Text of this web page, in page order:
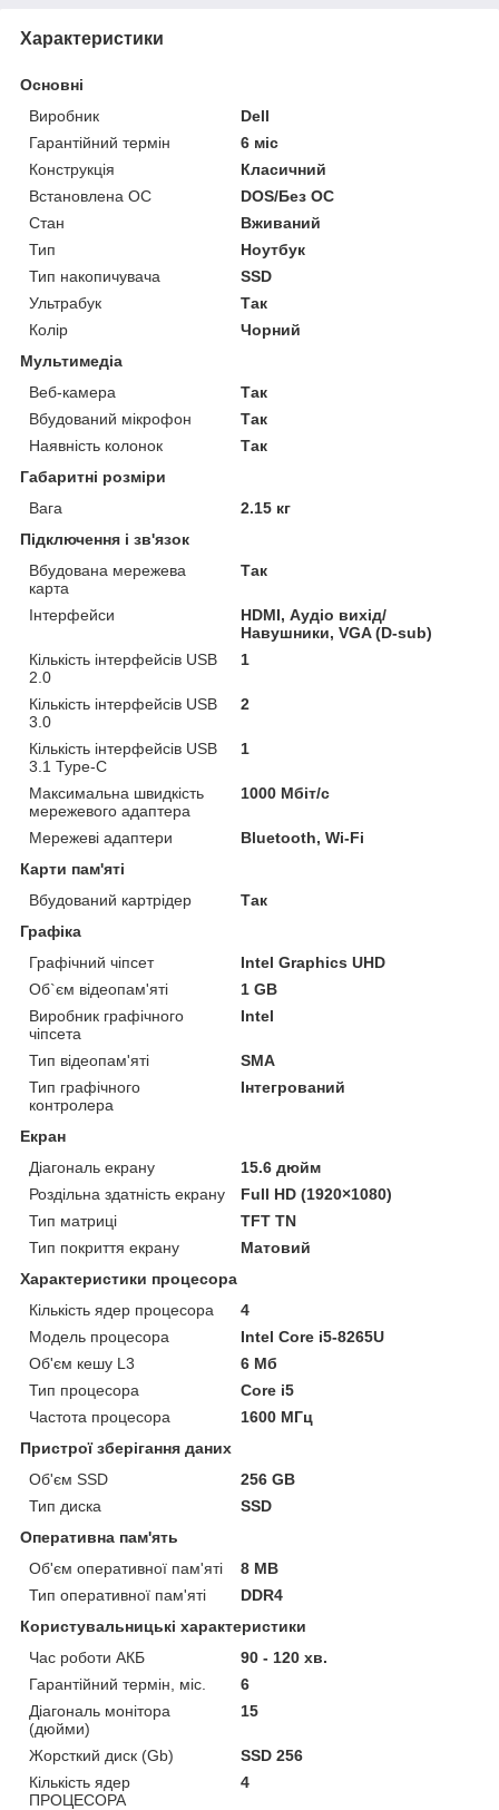
Характеристики
Основні
Виробник
Dell
Гарантійний термін
6 міс
Конструкція
Класичний
Встановлена ОС
DOS/Без ОС
Стан
Вживаний
Тип
Ноутбук
Тип накопичувача
SSD
Ультрабук
Так
Колір
Чорний
Мультимедіа
Веб-камера
Так
Вбудований мікрофон
Так
Наявність колонок
Так
Габаритні розміри
Вага
2.15 кг
Підключення і зв'язок
Вбудована мережева
карта
Так
Інтерфейси
HDMI, Аудіо вихід/
Навушники, VGA (D-sub)
Кількість інтерфейсів USB
2.0
1
Кількість інтерфейсів USB
3.0
2
Кількість інтерфейсів USB
3.1 Type-C
1
Максимальна швидкість
мережевого адаптера
1000 Мбіт/с
Мережеві адаптери
Bluetooth, Wi-Fi
Карти пам'яті
Вбудований картрідер
Так
Графіка
Графічний чіпсет
Intel Graphics UHD
Об`єм відеопам'яті
1 GB
Виробник графічного
чіпсета
Intel
Тип відеопам'яті
SMA
Тип графічного
контролера
Інтегрований
Екран
Діагональ екрану
15.6 дюйм
Роздільна здатність екрану
Full HD (1920×1080)
Тип матриці
TFT TN
Тип покриття екрану
Матовий
Характеристики процесора
Кількість ядер процесора
4
Модель процесора
Intel Core i5-8265U
Об'єм кешу L3
6 Мб
Тип процесора
Core i5
Частота процесора
1600 МГц
Пристрої зберігання даних
Об'єм SSD
256 GB
Тип диска
SSD
Оперативна пам'ять
Об'єм оперативної пам'яті
8 MB
Тип оперативної пам'яті
DDR4
Користувальницькі характеристики
Час роботи АКБ
90 - 120 хв.
Гарантійний термін, міс.
6
Діагональ монітора
(дюйми)
15
Жорсткий диск (Gb)
SSD 256
Кількість ядер
ПРОЦЕСОРА
4